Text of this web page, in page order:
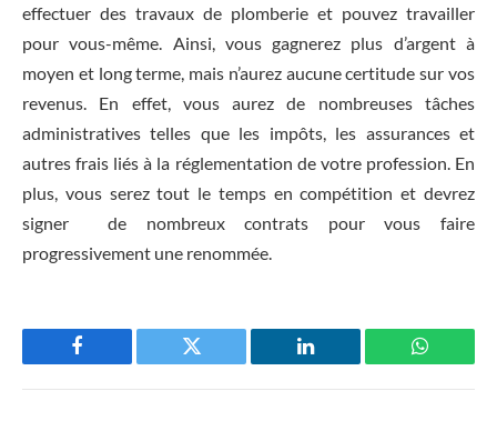
effectuer des travaux de plomberie et pouvez travailler
pour vous-même. Ainsi, vous gagnerez plus d’argent à
moyen et long terme, mais n’aurez aucune certitude sur vos
revenus. En effet, vous aurez de nombreuses tâches
administratives telles que les impôts, les assurances et
autres frais liés à la réglementation de votre profession. En
plus, vous serez tout le temps en compétition et devrez
signer de nombreux contrats pour vous faire
progressivement une renommée.
Facebook Twitter LinkedIn